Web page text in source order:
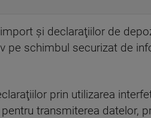
şi declaraţiilor de
pe schimbul securizat de
prin utilizarea
transmiterea datelor,